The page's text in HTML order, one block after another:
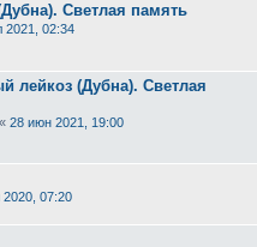
Светлая память
2021, 02:34
лейкоз (Дубна). Светлая
« 28 июн 2021, 19:00
07:20